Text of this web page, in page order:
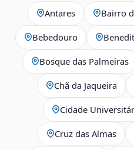
Antares Bairro
Bebedouro
Bosque das Palmeiras
Chã da Jaqueira
Cidade
Cruz das Almas